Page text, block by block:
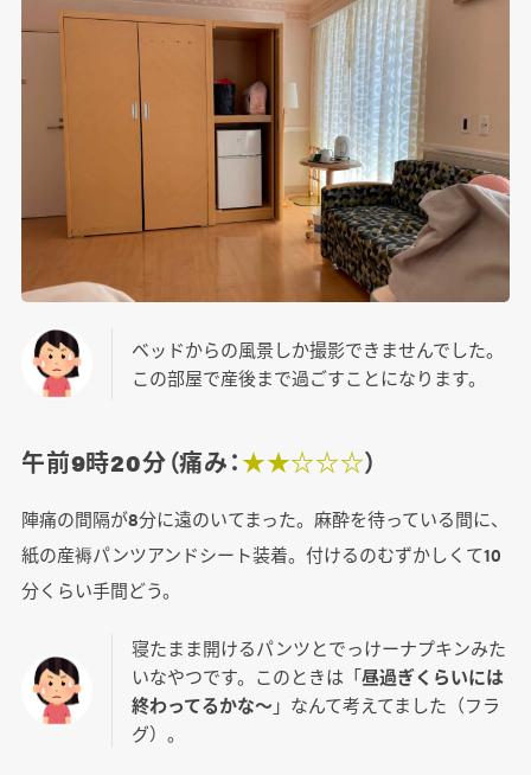
ベッドからの風景しか撮影できませんでした。
この部屋で産後まで過ごすことになります。
午前9時20分（痛み：★★☆☆☆）
陣痛の間隔が8分に遠のいてまった。麻酔を待っている間に、
紙の産褥パンツアンドシート装着。付けるのむずかしくて10
分くらい手間どう。
寝たまま開けるパンツとでっけーナプキンみた
いなやつです。このときは「昼過ぎくらいには
終わってるかな～」なんて考えてました（フラ
グ）。